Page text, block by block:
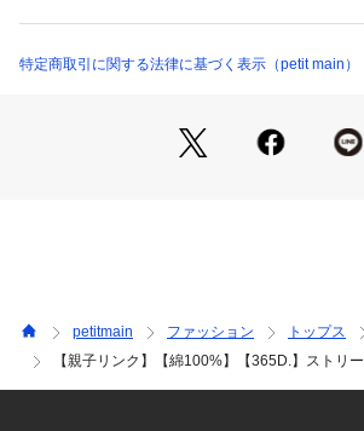
シンプルなパンツと合わせるだけでコーデ
ーーーーーーーーー
【透け感】淡色はやや透ける
【生地の厚さ】普通
特定商取引に関する法律に基づく表示（petit main）
petitmain ファッション トップス
【親子リンク】【綿100%】【365D.】ストリ